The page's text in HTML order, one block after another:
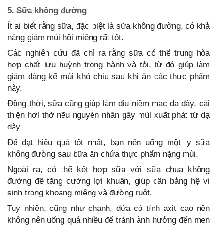
5. Sữa không đường
Ít ai biết rằng sữa, đặc biệt là sữa không đường, có khả
năng giảm mùi hôi miệng rất tốt.
Các nghiên cứu đã chỉ ra rằng sữa có thể trung hòa
hợp chất lưu huỳnh trong hành và tỏi, từ đó giúp làm
giảm đáng kể mùi khó chịu sau khi ăn các thực phẩm
này.
Đồng thời, sữa cũng giúp làm dịu niêm mạc dạ dày, cải
thiện hơi thở nếu nguyên nhân gây mùi xuất phát từ dạ
dày.
Để đạt hiệu quả tốt nhất, bạn nên uống một ly sữa
không đường sau bữa ăn chứa thực phẩm nặng mùi.
Ngoài ra, có thể kết hợp sữa với sữa chua không
đường để tăng cường lợi khuẩn, giúp cân bằng hệ vi
sinh trong khoang miệng và đường ruột.
Tuy nhiên, cũng như chanh, dứa có tính axit cao nên
không nên uống quá nhiều để tránh ảnh hưởng đến men